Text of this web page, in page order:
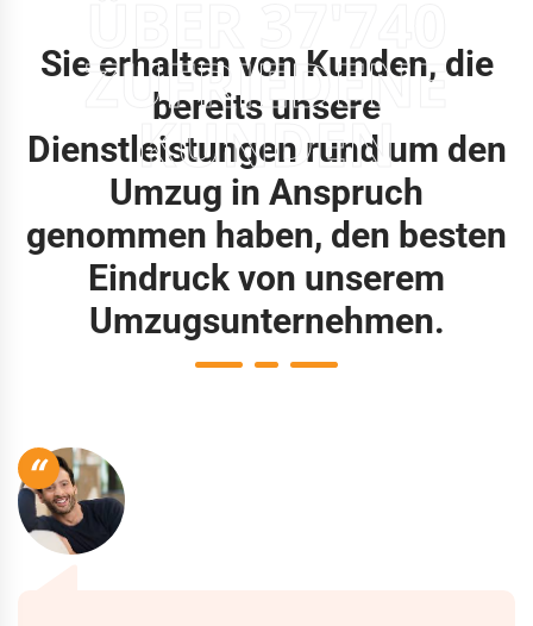
ZUFRIEDENE
KUNDEN
Sie erhalten von Kunden, die
bereits unsere
Dienstleistungen rund um den
Umzug in Anspruch
genommen haben, den besten
Eindruck von unserem
Umzugsunternehmen.
“